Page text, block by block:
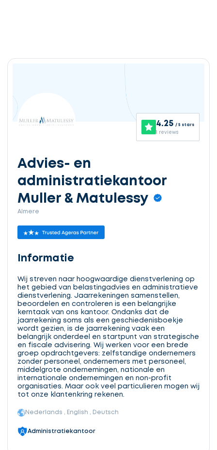
4.25 / 5 stars
1 reviews
Advies- en
administratiekantoor
Muller & Matulessy
Almere
Informatie
Wij streven naar hoogwaardige dienstverlening op
het gebied van belastingadvies en administratieve
dienstverlening. Jaarrekeningen samenstellen,
beoordelen en controleren is een belangrijke
kerntaak van ons kantoor. Ondanks dat de
jaarrekening soms als een geschiedenisboekje
wordt gezien, is de jaarrekening vaak een
belangrijk onderdeel en startpunt van strategische
en fiscale advisering. Wij werken voor een brede
groep opdrachtgevers: zelfstandige ondernemers
zonder personeel, ondernemers met personeel,
middelgrote ondernemingen, nationale en
internationale ondernemingen en non-profit
organisaties. Maar ook veel particulieren mogen wij
tot onze klantenkring rekenen.
Nederlands , English , Deutsch
Administratiekantoor